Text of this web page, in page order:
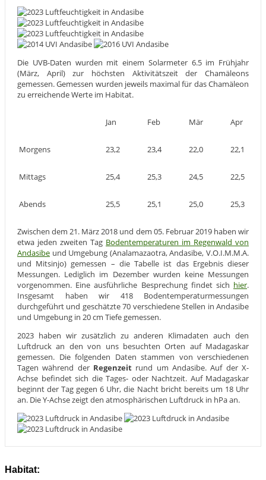
Die UVB-Daten wurden mit einem Solarmeter 6.5 im Frühjahr
(März, April) zur höchsten Aktivitätszeit der Chamäleons
gemessen. Gemessen wurden jeweils maximal für das Chamäleon
zu erreichende Werte im Habitat.
Jan Feb Mär Apr
Morgens 23,2 23,4 22,0 22,1
Mittags 25,4 25,3 24,5 22,5
Abends 25,5 25,1 25,0 25,3
Zwischen dem 21. März 2018 und dem 05. Februar 2019 haben wir
etwa jeden zweiten Tag Bodentemperaturen im Regenwald von
Andasibe und Umgebung (Analamazaotra, Andasibe, V.O.I.M.M.A.
und Mitsinjo) gemessen – die Tabelle ist das Ergebnis dieser
Messungen. Lediglich im Dezember wurden keine Messungen
vorgenommen. Eine ausführliche Besprechung findet sich hier.
Insgesamt haben wir 418 Bodentemperaturmessungen
durchgeführt und geschätzte 70 verschiedene Stellen in Andasibe
und Umgebung in 20 cm Tiefe gemessen.
2023 haben wir zusätzlich zu anderen Klimadaten auch den
Luftdruck an den von uns besuchten Orten auf Madagaskar
gemessen. Die folgenden Daten stammen von verschiedenen
Tagen während der Regenzeit rund um Andasibe. Auf der X-
Achse befindet sich die Tages- oder Nachtzeit. Auf Madagaskar
beginnt der Tag gegen 6 Uhr, die Nacht bricht bereits um 18 Uhr
an. Die Y-Achse zeigt den atmosphärischen Luftdruck in hPa an.
Habitat: